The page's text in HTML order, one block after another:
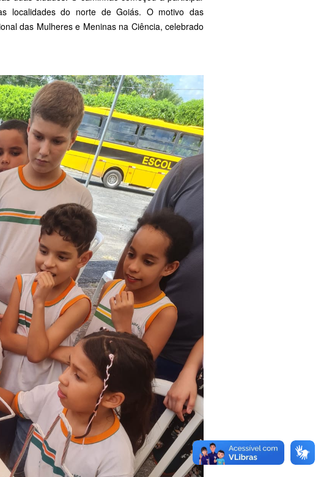
localidades do norte de Goiás. O motivo das
das Mulheres e Meninas na Ciência, celebrado